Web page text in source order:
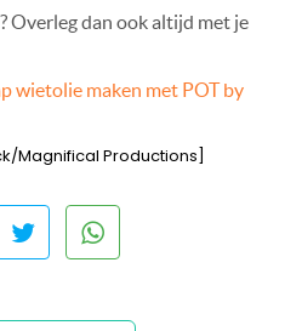
Overleg dan ook altijd met je
wietolie maken met POT by
Magnifical Productions]